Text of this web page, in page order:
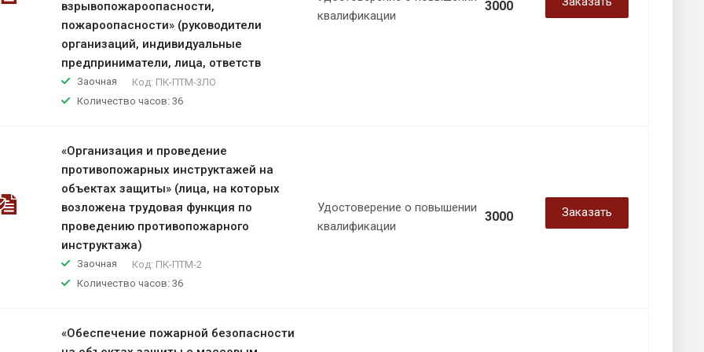
взрывопожароопасности,
пожароопасности» (руководители
организаций, индивидуальные
предприниматели, лица, ответств
Заочная Код: ПК-ПТМ-3ЛО
Количество часов: 36
квалификации
3000
«Организация и проведение
противопожарных инструктажей на
объектах защиты» (лица, на которых
возложена трудовая функция по
проведению противопожарного
инструктажа)
Заочная Код: ПК-ПТМ-2
Количество часов: 36
Удостоверение о повышении
квалификации
3000 Заказать
«Обеспечение пожарной безопасности